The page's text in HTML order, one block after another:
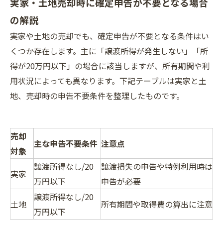
の解説
実家や土地の売却でも、確定申告が不要となる条件はい
くつか存在します。主に「譲渡所得が発生しない」「所
得が20万円以下」の場合に該当しますが、所有期間や利
用状況によっても異なります。下記テーブルは実家と土
地、売却時の申告不要条件を整理したものです。
売却
対象
主な申告不要条件 注意点
実家
譲渡所得なし/20
万円以下
譲渡損失の申告や特例利用時は
申告が必要
土地
譲渡所得なし/20
万円以下
所有期間や取得費の算出に注意